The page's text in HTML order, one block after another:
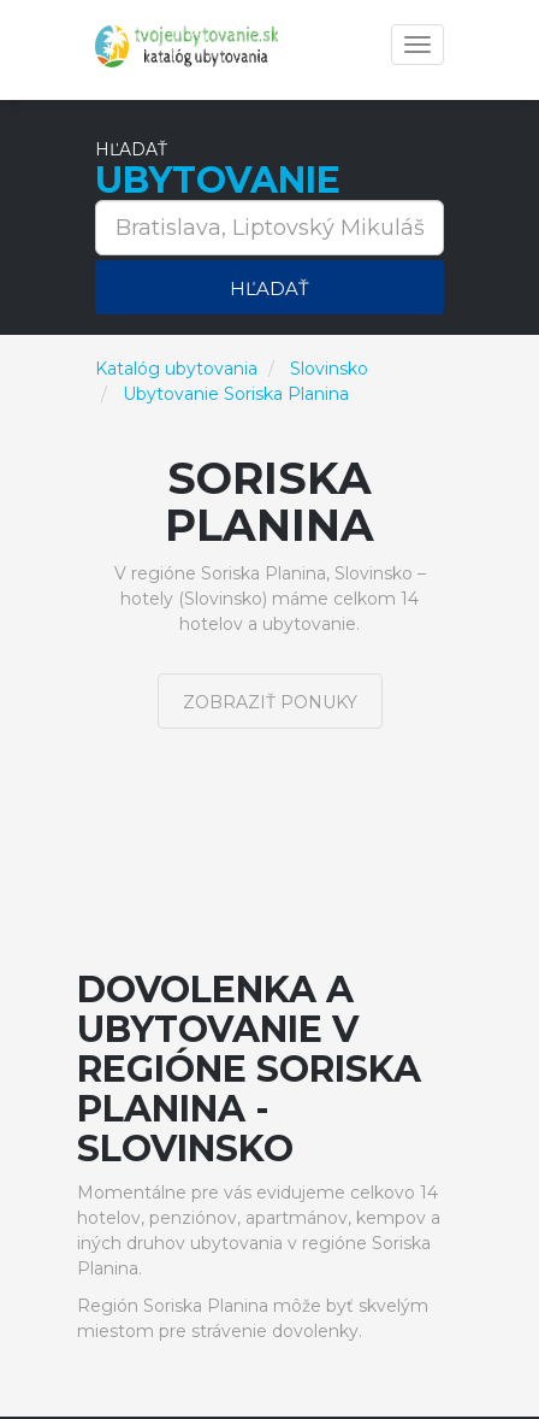
Toggle
navigation
HĽADAŤ
UBYTOVANIE
HĽADAŤ
Katalóg ubytovania
Slovinsko
Ubytovanie Soriska Planina
SORISKA
PLANINA
V regióne Soriska Planina, Slovinsko –
hotely (Slovinsko) máme celkom 14
hotelov a ubytovanie.
ZOBRAZIŤ PONUKY
DOVOLENKA A
UBYTOVANIE V
REGIÓNE SORISKA
PLANINA -
SLOVINSKO
Momentálne pre vás evidujeme celkovo 14
hotelov, penziónov, apartmánov, kempov a
iných druhov ubytovania v regióne Soriska
Planina.
Región Soriska Planina môže byť skvelým
miestom pre strávenie dovolenky.